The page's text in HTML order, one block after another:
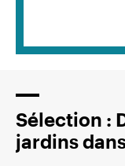
Sélection :
jardins